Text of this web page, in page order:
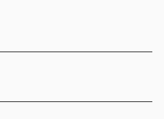
труда
центра
центра